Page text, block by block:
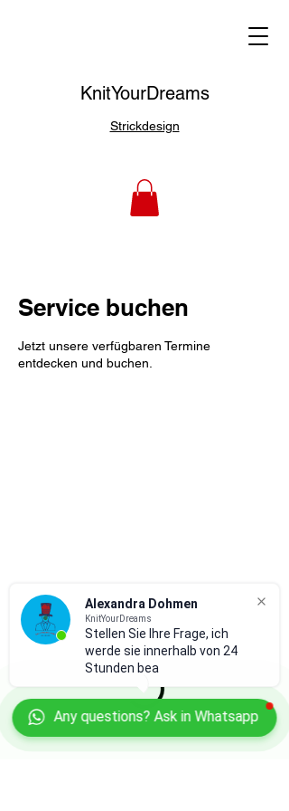
Any questions? Ask in Whatsapp
Alexandra Dohmen
KnitYourDreams
Stellen Sie Ihre Frage, ich
werde sie innerhalb von 24
Stunden bean
KnitYourDreams
Strickdesign
Service buchen
Jetzt unsere verfügbaren Termine
entdecken und buchen.